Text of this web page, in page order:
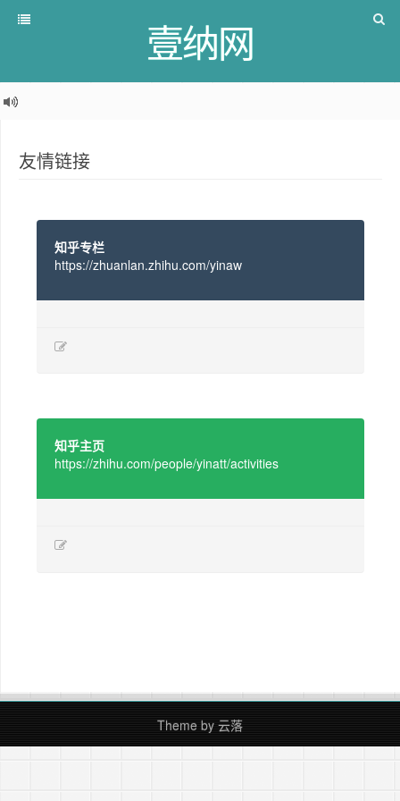
壹纳网
友情链接
知乎专栏
https://zhuanlan.zhihu.com/yinaw
知乎主页
https://zhihu.com/people/yinatt/activities
Theme by 云落